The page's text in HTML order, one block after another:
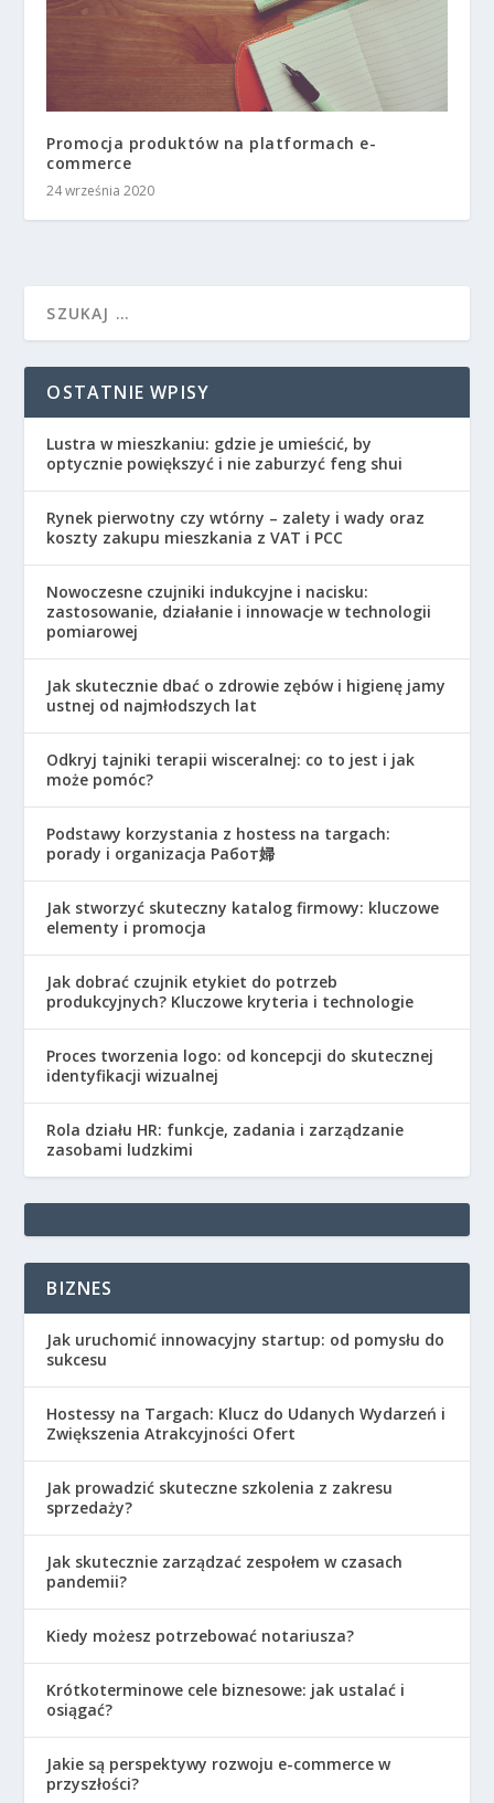
Promocja produktów na platformach e-
commerce
24 września 2020
OSTATNIE WPISY
Lustra w mieszkaniu: gdzie je umieścić, by
optycznie powiększyć i nie zaburzyć feng shui
Rynek pierwotny czy wtórny – zalety i wady oraz
koszty zakupu mieszkania z VAT i PCC
Nowoczesne czujniki indukcyjne i nacisku:
zastosowanie, działanie i innowacje w technologii
pomiarowej
Jak skutecznie dbać o zdrowie zębów i higienę jamy
ustnej od najmłodszych lat
Odkryj tajniki terapii wisceralnej: co to jest i jak
może pomóc?
Podstawy korzystania z hostess na targach:
porady i organizacja Работ婦
Jak stworzyć skuteczny katalog firmowy: kluczowe
elementy i promocja
Jak dobrać czujnik etykiet do potrzeb
produkcyjnych? Kluczowe kryteria i technologie
Proces tworzenia logo: od koncepcji do skutecznej
identyfikacji wizualnej
Rola działu HR: funkcje, zadania i zarządzanie
zasobami ludzkimi
BIZNES
Jak uruchomić innowacyjny startup: od pomysłu do
sukcesu
Hostessy na Targach: Klucz do Udanych Wydarzeń i
Zwiększenia Atrakcyjności Ofert
Jak prowadzić skuteczne szkolenia z zakresu
sprzedaży?
Jak skutecznie zarządzać zespołem w czasach
pandemii?
Kiedy możesz potrzebować notariusza?
Krótkoterminowe cele biznesowe: jak ustalać i
osiągać?
Jakie są perspektywy rozwoju e-commerce w
przyszłości?